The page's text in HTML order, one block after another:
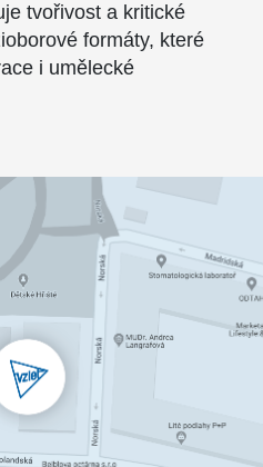
tvořivost a kritické
formáty, které
i umělecké